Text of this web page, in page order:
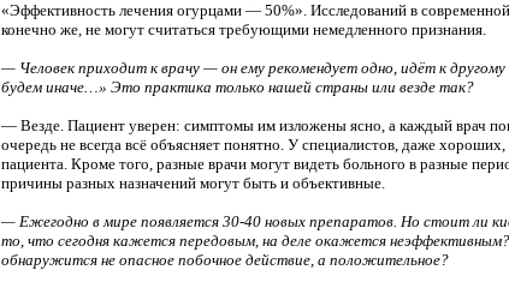
«Эффективность лечения огурцами — 50%». Исследований в
конечно же, не могут считаться требующими немедленного признания.
— Человек приходит к врачу — он ему рекомендует одно, идёт к
будем иначе…» Это практика только нашей страны или везде так?
— Везде. Пациент уверен: симптомы им изложены ясно, а каждый врач
очередь не всегда всё объясняет понятно. У специалистов, даже
пациента. Кроме того, разные врачи могут видеть больного в разные
причины разных назначений могут быть и объективные.
— Ежегодно в мире появляется 30-40 новых препаратов. Но стоит ли
то, что сегодня кажется передовым, на деле окажется
обнаружится не опасное побочное действие, а положительное?